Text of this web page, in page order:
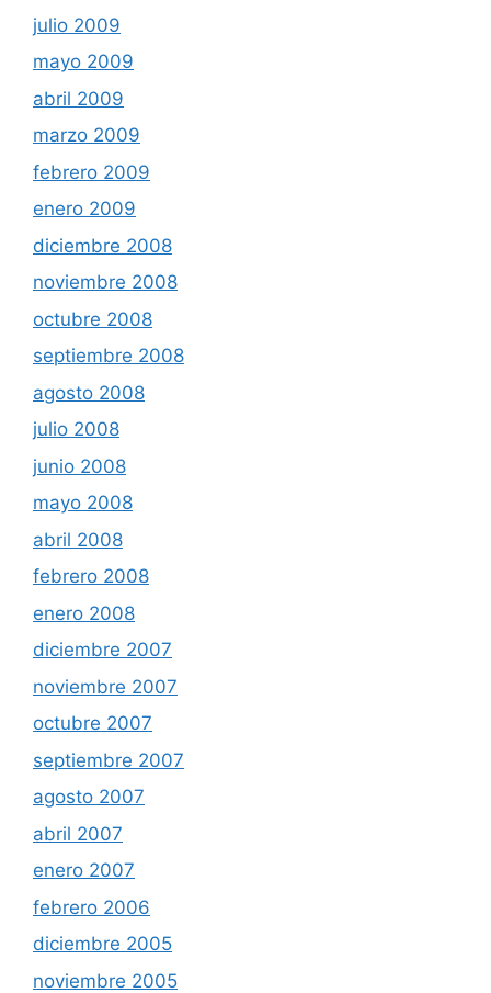
julio 2009
mayo 2009
abril 2009
marzo 2009
febrero 2009
enero 2009
diciembre 2008
noviembre 2008
octubre 2008
septiembre 2008
agosto 2008
julio 2008
junio 2008
mayo 2008
abril 2008
febrero 2008
enero 2008
diciembre 2007
noviembre 2007
octubre 2007
septiembre 2007
agosto 2007
abril 2007
enero 2007
febrero 2006
diciembre 2005
noviembre 2005